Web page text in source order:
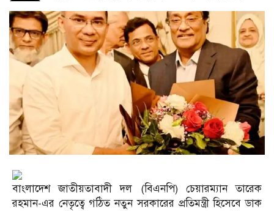
বাংলাদেশ জাতীয়তাবাদী দল (বিএনপি) চেয়ারম্যান তারেক
রহমান-এর নেতৃত্বে গঠিত নতুন সরকারের প্রতিমন্ত্রী হিসেবে ডাক